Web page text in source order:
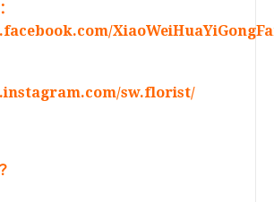
sw.florist/